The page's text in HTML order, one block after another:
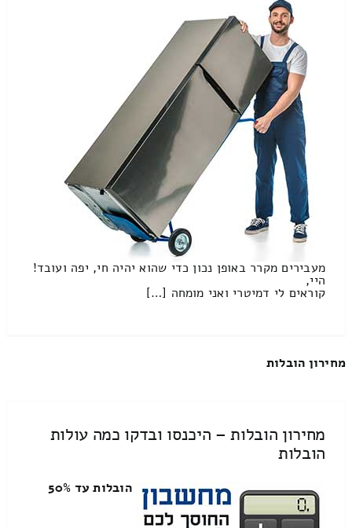
מעבירים מקרר באופן נכון כדי שהוא יהיה חי, יפה ועובד!
היי,
קוראים לי דמיטרי ואני מומחה […]
מחירון הובלות
מחירון הובלות – היכנסו ובדקו כמה עולות
הובלות
הובלות עד 50%